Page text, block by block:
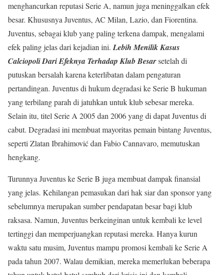
menghancurkan reputasi Serie A, namun juga meninggalkan efek
besar. Khususnya Juventus, AC Milan, Lazio, dan Fiorentina.
Juventus, sebagai klub yang paling terkena dampak, mengalami
efek paling jelas dari kejadian ini. Lebih Menilik Kasus
Calciopoli Dari Efeknya Terhadap Klub Besarsetelah di
putuskan bersalah karena keterlibatan dalam pengaturan
pertandingan. Juventus di hukum degradasi ke Serie B hukuman
yang terbilang parah di jatuhkan untuk klub sebesar mereka.
Selain itu, titel Serie A 2005 dan 2006 yang di dapat Juventus di
cabut. Degradasi ini membuat mayoritas pemain bintang Juventus,
seperti Zlatan Ibrahimović dan Fabio Cannavaro, memutuskan
hengkang.
Turunnya Juventus ke Serie B juga membuat dampak finansial
yang jelas. Kehilangan pemasukan dari hak siar dan sponsor yang
sebelumnya merupakan sumber pendapatan besar bagi klub
raksasa. Namun, Juventus berkeinginan untuk kembali ke level
tertinggi dan memperjuangkan reputasi mereka. Hanya kurun
waktu satu musim, Juventus mampu promosi kembali ke Serie A
pada tahun 2007. Walau demikian, mereka memerlukan beberapa